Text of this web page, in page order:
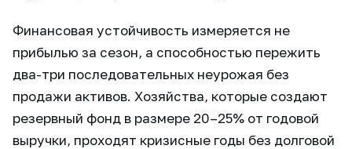
Финансовая устойчивость измеряется не
прибылью за сезон, а способностью пережить
два-три последовательных неурожая без
продажи активов. Хозяйства, которые создают
резервный фонд в размере 20–25% от годовой
выручки, проходят кризисные годы без долговой